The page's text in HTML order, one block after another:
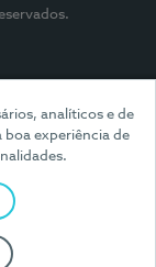
analíticos e de
experiência de